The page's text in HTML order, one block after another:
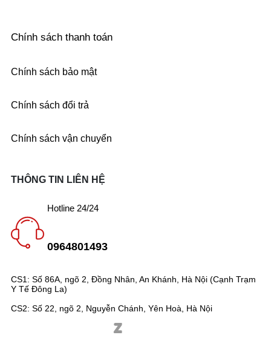
Chính sách thanh toán
Chính sách bảo mật
Chính sách đổi trả
Chính sách vận chuyển
CS1: Số 86A, ngõ 2, Đồng Nhân, An Khánh, Hà Nội (Cạnh Trạm
Y Tế Đông La)
CS2: Số 22, ngõ 2, Nguyễn Chánh, Yên Hoà, Hà Nội
THÔNG TIN LIÊN HỆ
Hotline 24/24
0964801493